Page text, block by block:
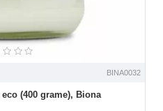
BINA0032
(400 grame), Biona